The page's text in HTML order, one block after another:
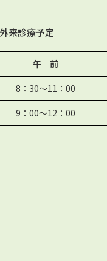
来診療予定
午 前
8：30〜11：00
9：00〜12：00